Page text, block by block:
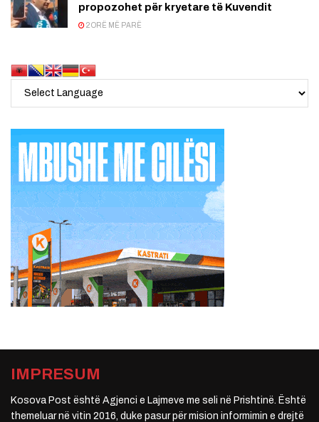
propozohet për kryetare të Kuvendit
2 ORË MË PARË
IMPRESUM
Kosova Post është Agjenci e Lajmeve me seli në Prishtinë. Është
themeluar në vitin 2016, duke pasur për mision informimin e drejtë